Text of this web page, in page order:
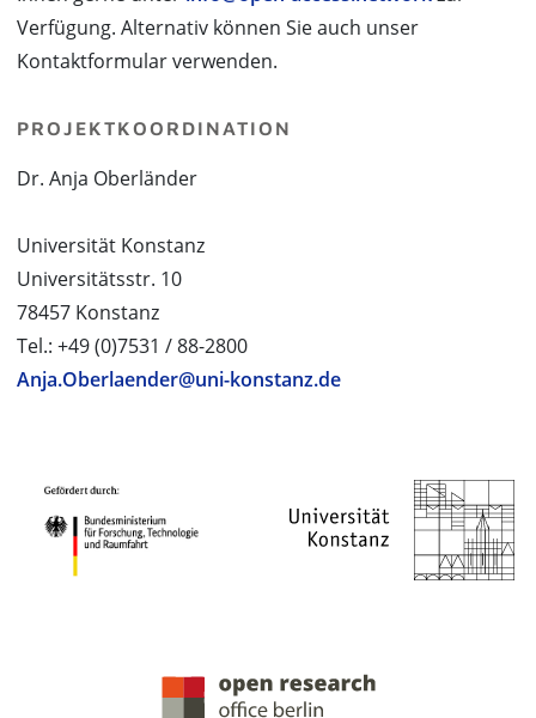
Verfügung. Alternativ können Sie auch unser
Kontaktformular verwenden.
PROJEKTKOORDINATION
Dr. Anja Oberländer
Universität Konstanz
Universitätsstr. 10
78457 Konstanz
Tel.: +49 (0)7531 / 88-2800
Anja.Oberlaender@uni-konstanz.de